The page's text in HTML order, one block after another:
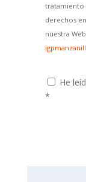
tratamiento
derechos
nuestra Web
He
*